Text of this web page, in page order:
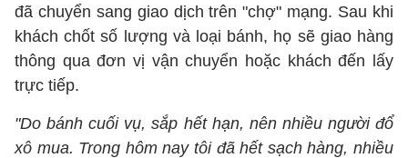
đã chuyển sang giao dịch trên "chợ" mạng. Sau khi
khách chốt số lượng và loại bánh, họ sẽ giao hàng
thông qua đơn vị vận chuyển hoặc khách đến lấy
trực tiếp.
"Do bánh cuối vụ, sắp hết hạn, nên nhiều người đổ
xô mua. Trong hôm nay tôi đã hết sạch hàng, nhiều